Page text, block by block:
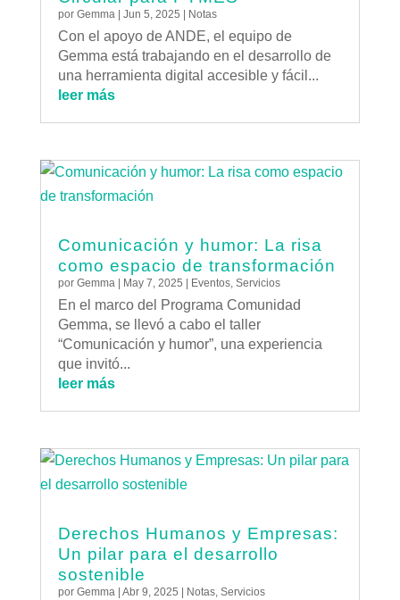
por Gemma| Jun 5, 2025 | Notas
Con el apoyo de ANDE, el equipo de
Gemma está trabajando en el desarrollo de
una herramienta digital accesible y fácil...
leer más
Comunicación y humor: La risa
como espacio de transformación
por Gemma| May 7, 2025 Eventos, Servicios
En el marco del Programa Comunidad
Gemma, se llevó a cabo el taller
“Comunicación y humor”, una experiencia
que invitó...
leer más
Derechos Humanos y Empresas:
Un pilar para el desarrollo
sostenible
por Gemma| Abr 9, 2025 Notas, Servicios